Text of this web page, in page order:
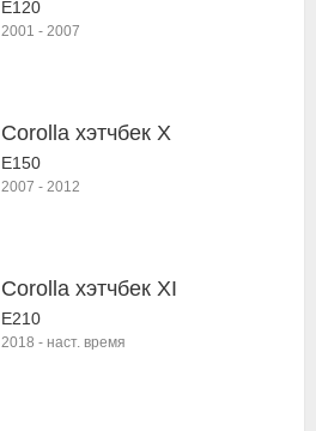
E120
2001 - 2007
Corolla хэтчбек X
E150
2007 - 2012
Corolla хэтчбек XI
E210
2018 - наст. время